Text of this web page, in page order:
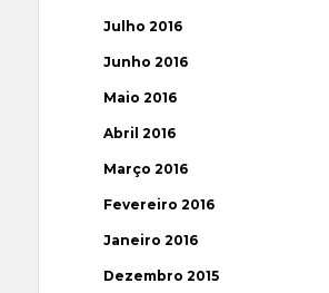
Julho 2016
Junho 2016
Maio 2016
Abril 2016
Março 2016
Fevereiro 2016
Janeiro 2016
Dezembro 2015